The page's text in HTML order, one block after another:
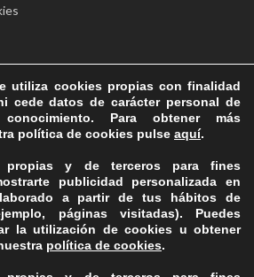
– 20:00
44 22 / 638 38 53 83
utiliza cookies propias con finalidad
cede datos de carácter personal de
Para obtener más
política de cookies pulse aquí.
propias y de terceros para fines
publicidad personalizada en
a partir de tus hábitos de
páginas visitadas). Puedes
la utilización de cookies u obtener
política de cookies.